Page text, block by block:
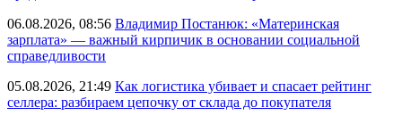
06.08.2026, 08:56 Владимир Постанюк: «Материнская
зарплата» — важный кирпичик в основании социальной
справедливости
05.08.2026, 21:49 Как логистика убивает и спасает рейтинг
селлера: разбираем цепочку от склада до покупателя